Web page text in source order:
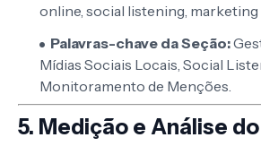
online, social listening, marketing
Palavras-chave da Seção:
Mídias Sociais Locais, Social
Monitoramento de Menções.
5. Medição e Análise